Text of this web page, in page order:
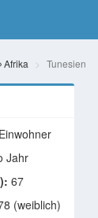
Afrika Tunesien
Jahr
67
(weiblich)